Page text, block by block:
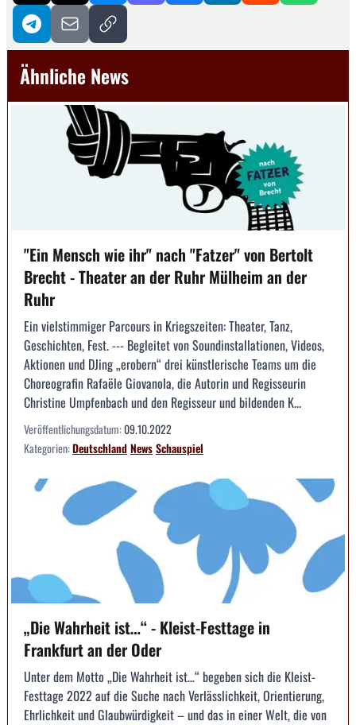
Ähnliche News
"Ein Mensch wie ihr" nach "Fatzer" von Bertolt
Brecht - Theater an der Ruhr Mülheim an der
Ruhr
Ein vielstimmiger Parcours in Kriegszeiten: Theater, Tanz,
Geschichten, Fest. --- Begleitet von Soundinstallationen, Videos,
Aktionen und DJing „erobern“ drei künstlerische Teams um die
Choreografin Rafaële Giovanola, die Autorin und Regisseurin
Christine Umpfenbach und den Regisseur und bildenden K...
Veröffentlichungsdatum:09.10.2022
Kategorien:DeutschlandNewsSchauspiel
„Die Wahrheit ist…“ - Kleist-Festtage in
Frankfurt an der Oder
Unter dem Motto „Die Wahrheit ist…“ begeben sich die Kleist-
Festtage 2022 auf die Suche nach Verlässlichkeit, Orientierung,
Ehrlichkeit und Glaubwürdigkeit – und das in einer Welt, die von